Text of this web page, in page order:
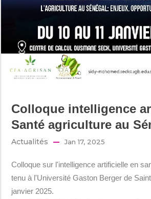
Colloque intelligence
Santé agriculture au
Actualités Jan 17, 2025
Colloque sur l'intelligence artificielle en
tenu à l'Université Gaston Berger de
janvier 2025.